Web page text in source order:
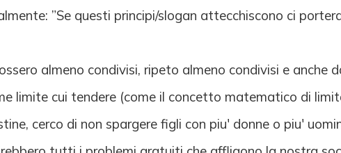
”Se questi principi/slogan attecchiscono ci
almeno condivisi, ripeto almeno condivisi e anche
limite cui tendere (come il concetto matematico di
cerco di non spargere figli con piu' donne o piu'